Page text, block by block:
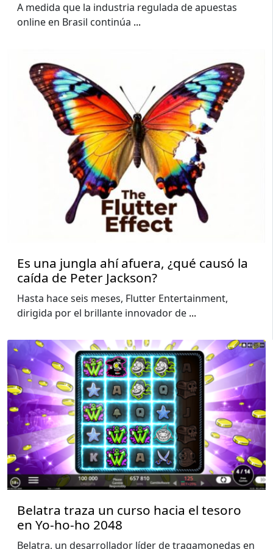
A medida que la industria regulada de apuestas
online en Brasil continúa ...
Es una jungla ahí afuera, ¿qué causó la
caída de Peter Jackson?
Hasta hace seis meses, Flutter Entertainment,
dirigida por el brillante innovador de ...
Belatra traza un curso hacia el tesoro
en Yo-ho-ho 2048
Belatra, un desarrollador líder de tragamonedas en